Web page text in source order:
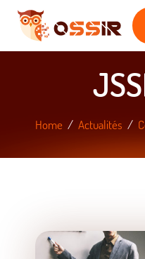
Home Actualités